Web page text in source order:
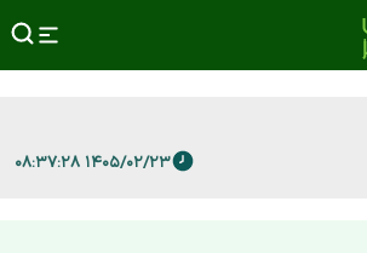
۱۴۰۵/۰۲/۲۳ ۰۸:۳۷:۲۸